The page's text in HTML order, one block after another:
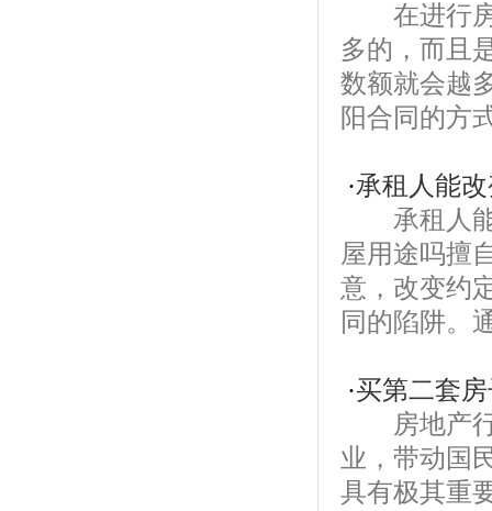
在进行房
多的，而且
数额就会越
阳合同的方
·承租人能
承租人能
屋用途吗擅
意，改变约
同的陷阱。
·买第二套
房地产行
业，带动国
具有极其重